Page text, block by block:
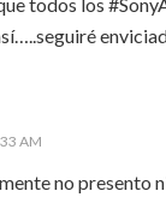
todos los
AM
no presento